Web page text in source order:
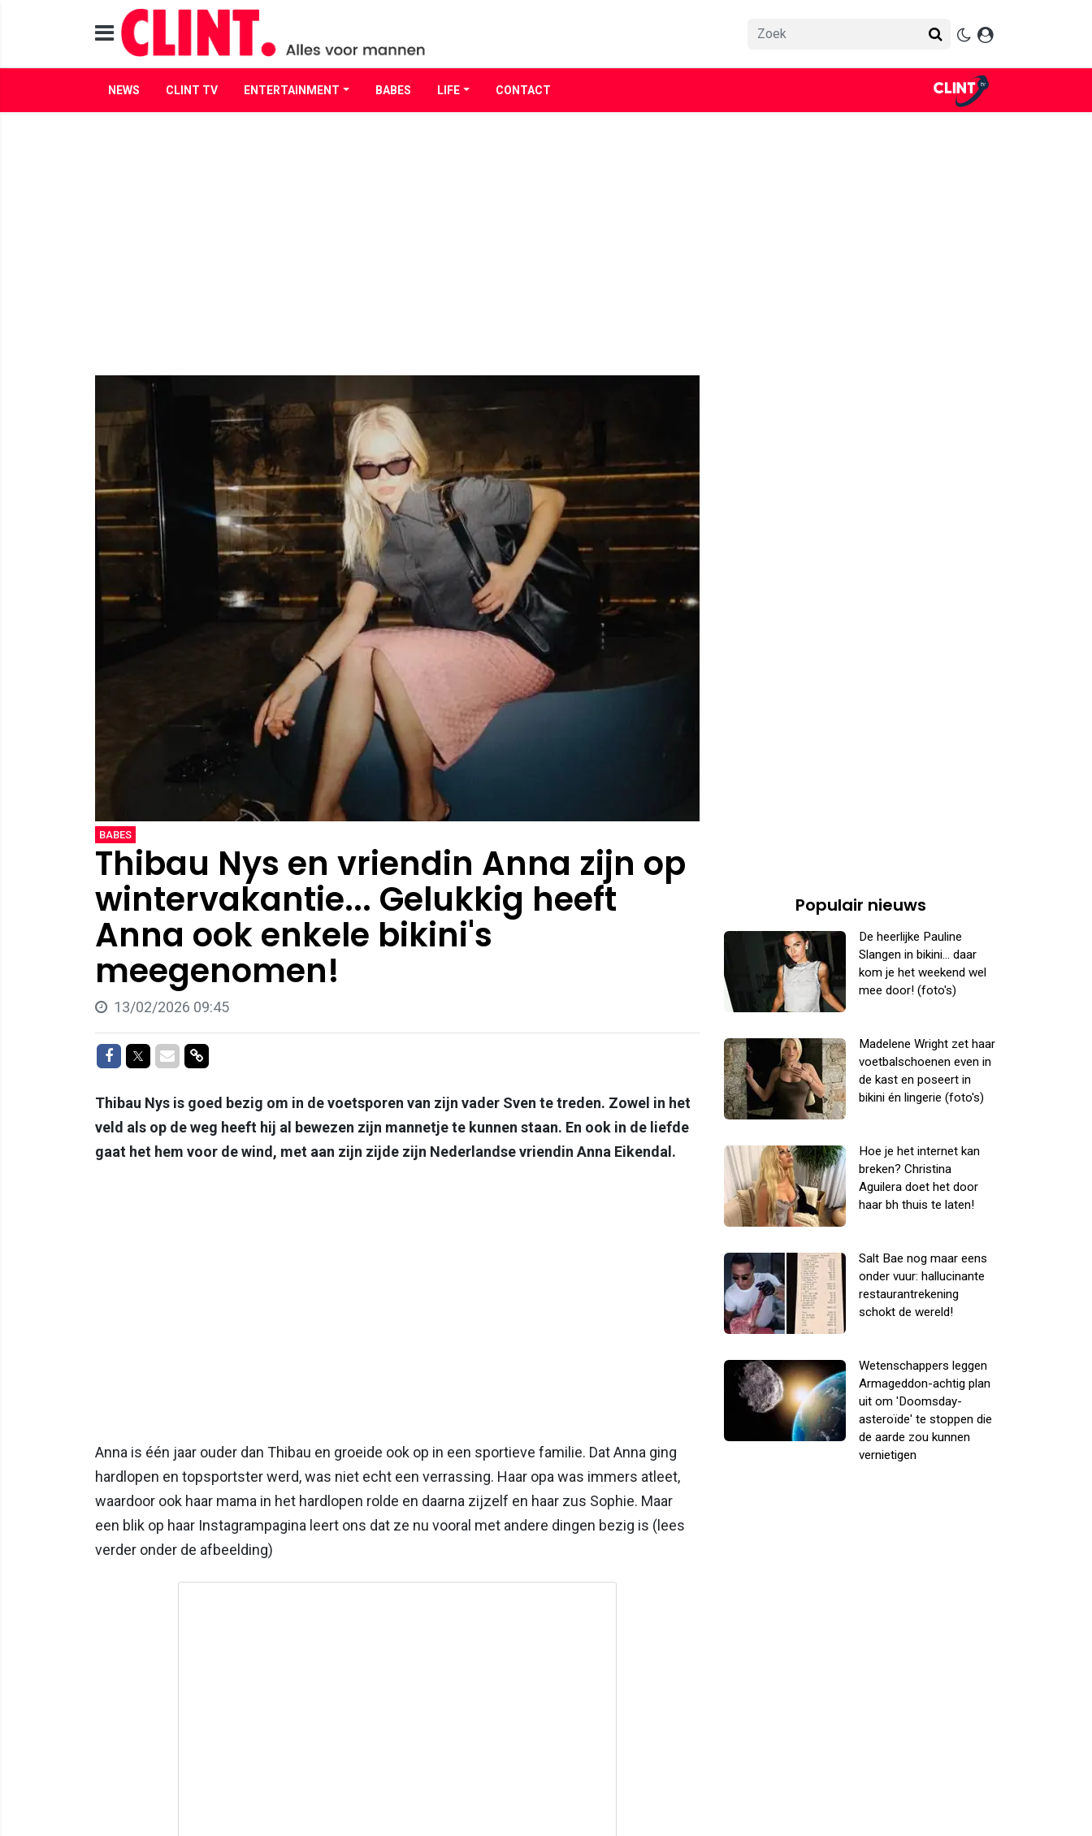
NEWS CLINT TV ENTERTAINMENT BABES LIFE CONTACT
BABES
Thibau Nys en vriendin Anna zijn op
wintervakantie... Gelukkig heeft
Anna ook enkele bikini's
meegenomen!
13/02/2026 09:45
Delen op Facebook
Delen op Twitter
Delen via Mail
Delen via link
Thibau Nys is goed bezig om in de voetsporen van zijn vader Sven te treden. Zowel in het
veld als op de weg heeft hij al bewezen zijn mannetje te kunnen staan. En ook in de liefde
gaat het hem voor de wind, met aan zijn zijde zijn Nederlandse vriendin Anna Eikendal.
Anna is één jaar ouder dan Thibau en groeide ook op in een sportieve familie. Dat Anna ging
hardlopen en topsportster werd, was niet echt een verrassing. Haar opa was immers atleet,
waardoor ook haar mama in het hardlopen rolde en daarna zijzelf en haar zus Sophie. Maar
een blik op haar Instagrampagina leert ons dat ze nu vooral met andere dingen bezig is (lees
verder onder de afbeelding)
Populair nieuws
De heerlijke Pauline
Slangen in bikini... daar
kom je het weekend wel
mee door! (foto's)
Madelene Wright zet haar
voetbalschoenen even in
de kast en poseert in
bikini én lingerie (foto's)
Hoe je het internet kan
breken? Christina
Aguilera doet het door
haar bh thuis te laten!
Salt Bae nog maar eens
onder vuur: hallucinante
restaurantrekening
schokt de wereld!
Wetenschappers leggen
Armageddon-achtig plan
uit om 'Doomsday-
asteroïde' te stoppen die
de aarde zou kunnen
vernietigen